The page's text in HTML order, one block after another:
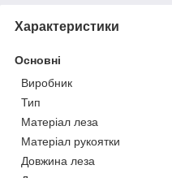
Характеристики
Основні
Виробник
Тип
Матеріал леза
Матеріал рукоятки
Довжина леза